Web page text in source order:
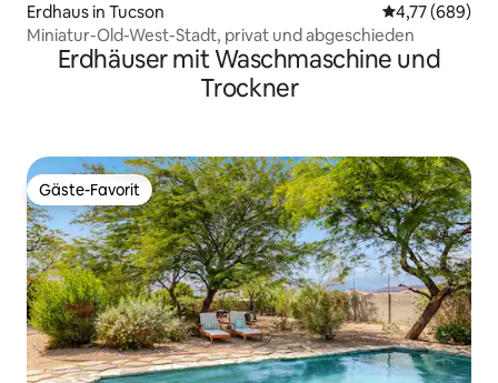
Erdhaus in Tucson
4,77 (689)
Miniatur-Old-West-Stadt, privat und abgeschieden
Erdhäuser mit Waschmaschine und
Trockner
Gäste-Favorit
Gäste-Favorit